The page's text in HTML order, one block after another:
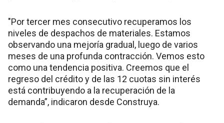
"Por tercer mes consecutivo recuperamos los
niveles de despachos de materiales. Estamos
observando una mejoría gradual, luego de varios
meses de una profunda contracción. Vemos esto
como una tendencia positiva. Creemos que el
regreso del crédito y de las 12 cuotas sin interés
está contribuyendo a la recuperación de la
demanda”, indicaron desde Construya.